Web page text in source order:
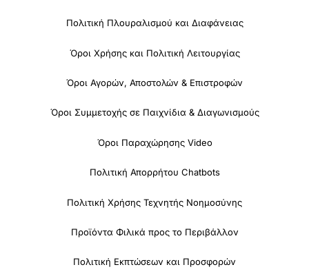
Πολιτική Πλουραλισμού και Διαφάνειας
Όροι Χρήσης και Πολιτική Λειτουργίας
Όροι Αγορών, Αποστολών & Επιστροφών
Όροι Συμμετοχής σε Παιχνίδια & Διαγωνισμούς
Όροι Παραχώρησης Video
Πολιτική Απορρήτου Chatbots
Πολιτική Χρήσης Τεχνητής Νοημοσύνης
Προϊόντα Φιλικά προς το Περιβάλλον
Πολιτική Εκπτώσεων και Προσφορών